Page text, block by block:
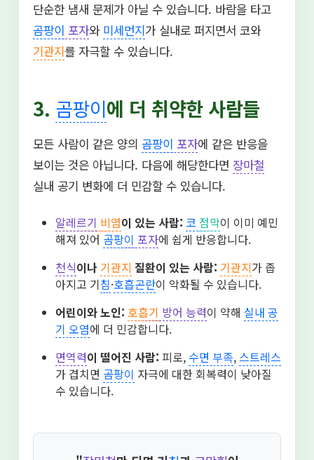
단순한 냄새 문제가 아닐 수 있습니다. 바람을 타고
곰팡이 포자와 미세먼지가 실내로 퍼지면서 코와
기관지를 자극할 수 있습니다.
3. 곰팡이에 더 취약한 사람들
모든 사람이 같은 양의 곰팡이 포자에 같은 반응을
보이는 것은 아닙니다. 다음에 해당한다면 장마철
실내 공기 변화에 더 민감할 수 있습니다.
알레르기 비염이 있는 사람: 코 점막이 이미 예민
해져 있어 곰팡이 포자에 쉽게 반응합니다.
천식이나 기관지 질환이 있는 사람: 기관지가 좁
아지고 기침·호흡곤란이 악화될 수 있습니다.
어린이와 노인: 호흡기 방어 능력이 약해 실내 공
기 오염에 더 민감합니다.
면역력이 떨어진 사람: 피로, 수면 부족,스트레스
가 겹치면 곰팡이 자극에 대한 회복력이 낮아질
수 있습니다.